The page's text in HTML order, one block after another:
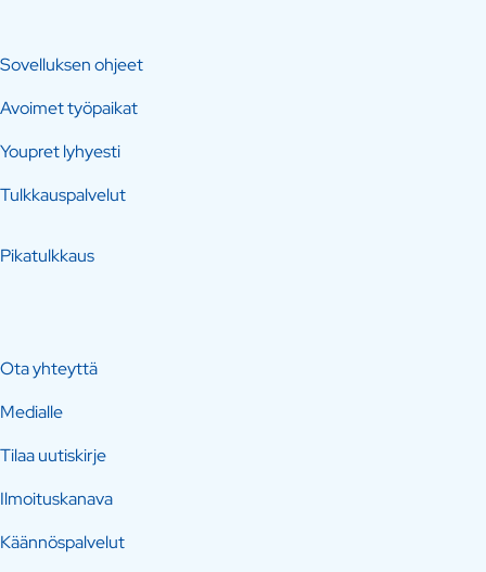
Sovelluksen ohjeet
Avoimet työpaikat
Youpret lyhyesti
Tulkkauspalvelut
Pikatulkkaus
Ota yhteyttä
Medialle
Tilaa uutiskirje
Ilmoituskanava
Käännöspalvelut